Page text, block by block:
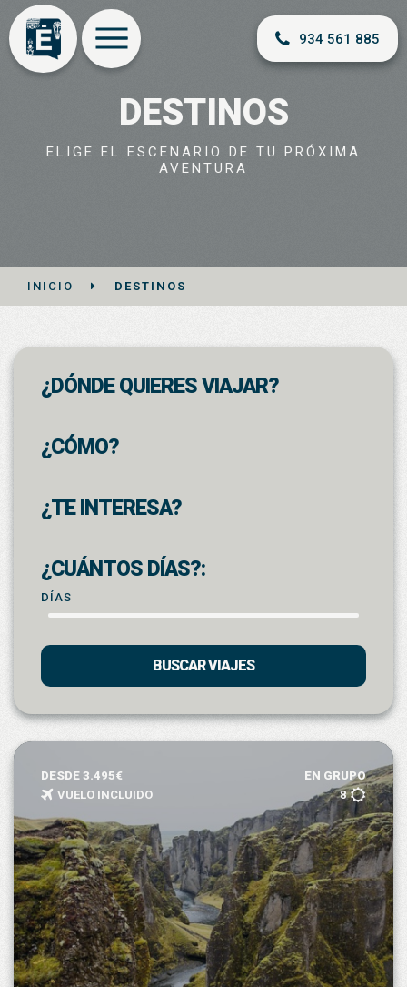
934 561 885
DESTINOS
ELIGE EL ESCENARIO DE TU PRÓXIMA
AVENTURA
INICIO DESTINOS
¿DÓNDE QUIERES VIAJAR?
¿CÓMO?
¿TE INTERESA?
¿CUÁNTOS DÍAS?:
DÍAS
BUSCAR VIAJES
DESDE 3.495€
EN GRUPO
VUELO INCLUIDO
8